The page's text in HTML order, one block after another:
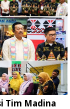
Tim Madina